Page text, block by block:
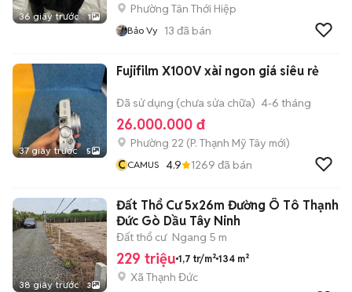
36 giây trước 1
Phường Tân Thới Hiệp
Bảo Vy 13 đã bán
37 giây trước 5
Fujifilm X100V xài ngon giá siêu rẻ
Đã sử dụng (chưa sửa chữa) 4-6 tháng
26.000.000 đ
Phường 22 (P. Thạnh Mỹ Tây mới)
CCAMUS 4.9 1269 đã bán
38 giây trước 3
Đất Thổ Cư 5x26m Đường Ô Tô Thạnh
Đức Gò Dầu Tây Ninh
Đất thổ cư Ngang 5 m
229 triệu 1,7 tr/m² 134 m²
Xã Thạnh Đức